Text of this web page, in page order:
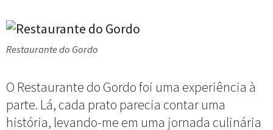
Restaurante do Gordo
O Restaurante do Gordo foi uma experiência à
parte. Lá, cada prato parecia contar uma
história, levando-me em uma jornada culinária